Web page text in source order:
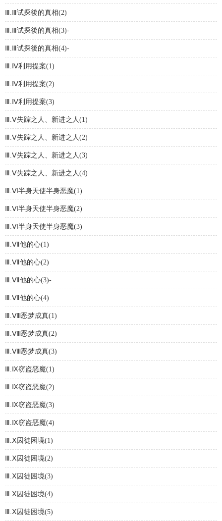
Ⅲ.Ⅲ试探後的真相(2)
Ⅲ.Ⅲ试探後的真相(3)-
Ⅲ.Ⅲ试探後的真相(4)-
Ⅲ.Ⅳ利用提案(1)
Ⅲ.Ⅳ利用提案(2)
Ⅲ.Ⅳ利用提案(3)
Ⅲ.Ⅴ失踪之人、新进之人(1)
Ⅲ.Ⅴ失踪之人、新进之人(2)
Ⅲ.Ⅴ失踪之人、新进之人(3)
Ⅲ.Ⅴ失踪之人、新进之人(4)
Ⅲ.Ⅵ半身天使半身恶魔(1)
Ⅲ.Ⅵ半身天使半身恶魔(2)
Ⅲ.Ⅵ半身天使半身恶魔(3)
Ⅲ.Ⅶ他的心(1)
Ⅲ.Ⅶ他的心(2)
Ⅲ.Ⅶ他的心(3)-
Ⅲ.Ⅶ他的心(4)
Ⅲ.Ⅷ恶梦成真(1)
Ⅲ.Ⅷ恶梦成真(2)
Ⅲ.Ⅷ恶梦成真(3)
Ⅲ.Ⅸ窃盗恶魔(1)
Ⅲ.Ⅸ窃盗恶魔(2)
Ⅲ.Ⅸ窃盗恶魔(3)
Ⅲ.Ⅸ窃盗恶魔(4)
Ⅲ.Ⅹ囚徒困境(1)
Ⅲ.Ⅹ囚徒困境(2)
Ⅲ.Ⅹ囚徒困境(3)
Ⅲ.Ⅹ囚徒困境(4)
Ⅲ.Ⅹ囚徒困境(5)